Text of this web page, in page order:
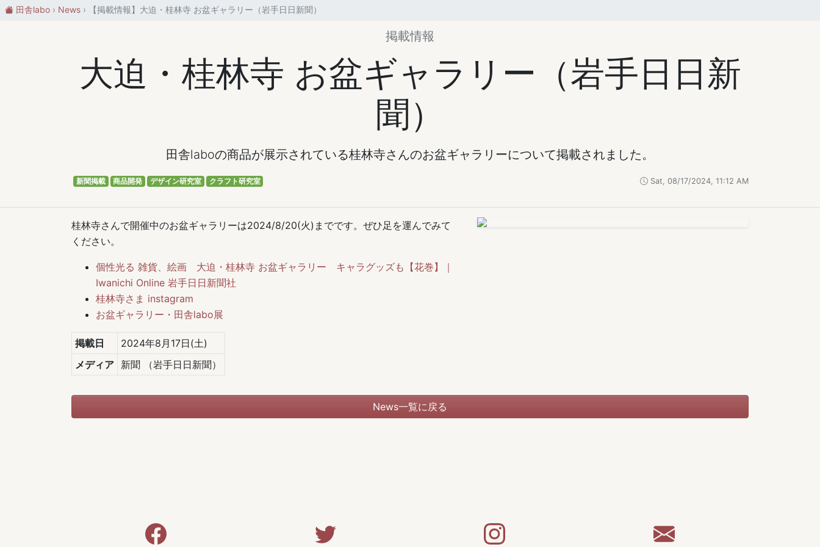
田舎labo News 【掲載情報】大迫・桂林寺 お盆ギャラリー（岩手日日新聞）
掲載情報
大迫・桂林寺 お盆ギャラリー（岩手日日新
聞）
田舎laboの商品が展示されている桂林寺さんのお盆ギャラリーについて掲載されました。
新聞掲載 商品開発 デザイン研究室 クラフト研究室 Sat, 08/17/2024, 11:12 AM
桂林寺さんで開催中のお盆ギャラリーは2024/8/20(火)までです。ぜひ足を運んでみて
ください。
個性光る 雑貨、絵画 大迫・桂林寺 お盆ギャラリー キャラグッズも【花巻】｜
Iwanichi Online 岩手日日新聞社
桂林寺さま instagram
お盆ギャラリー・田舎labo展
掲載日
2024年8月17日(土)
メディア
新聞 （岩手日日新聞）
News一覧に戻る